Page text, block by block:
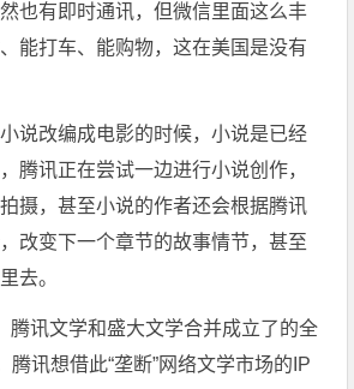
也有即时通讯，但微信里面这么丰
能打车、能购物，这在美国是没有
说改编成电影的时候，小说是已经
腾讯正在尝试一边进行小说创作，
摄，甚至小说的作者还会根据腾讯
改变下一个章节的故事情节，甚至
去。
腾讯文学和盛大文学合并成立了的全
腾讯想借此“垄断”网络文学市场的IP